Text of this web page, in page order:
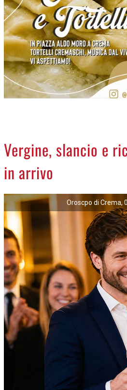
LA PIAZZA
ANIMALI
NECROLOGI
ACCEDI
Vergine, slancio e
in arrivo
Oroscpo di Crema,